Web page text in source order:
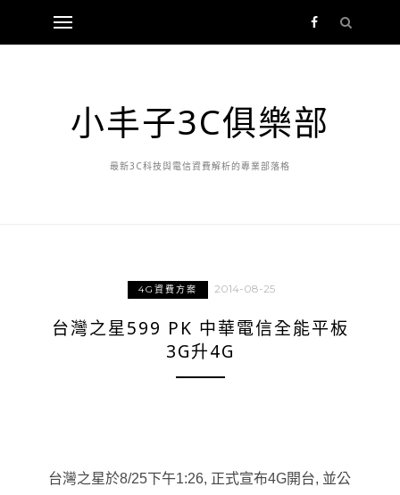
小丰子3C俱樂部
最新3C科技與電信資費解析的專業部落格
4G資費方案 2014-08-25
台灣之星599 PK 中華電信全能平板
3G升4G
台灣之星於8/25下午1:26, 正式宣布4G開台, 並公